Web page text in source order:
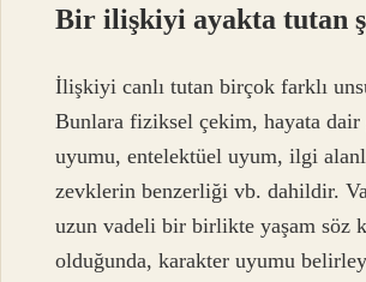
Bir ilişkiyi ayakta tutan
İlişkiyi canlı tutan birçok farklı
Bunlara fiziksel çekim, hayata dair
uyumu, entelektüel uyum, ilgi
zevklerin benzerliği vb. dahildir.
uzun vadeli bir birlikte yaşam söz
olduğunda, karakter uyumu